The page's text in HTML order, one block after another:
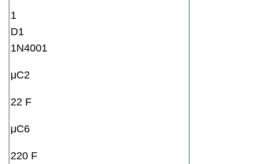
1
D1
1N4001
μC2
22 F
μC6
220 F